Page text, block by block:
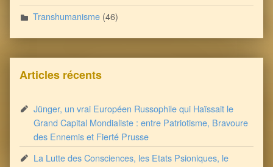
Transhumanisme (46)
Articles récents
Jünger, un vrai Européen Russophile qui Haïssait le
Grand Capital Mondialiste : entre Patriotisme, Bravoure
des Ennemis et Fierté Prusse
La Lutte des Consciences, les Etats Psioniques, le